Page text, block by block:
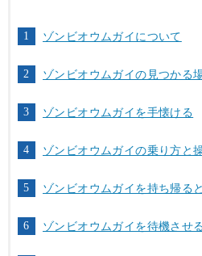
ゾンビオウムガイについて
ゾンビオウムガイの見つかる
ゾンビオウムガイを手懐ける
ゾンビオウムガイの乗り方と
ゾンビオウムガイを持ち帰る
ゾンビオウムガイを待機させ